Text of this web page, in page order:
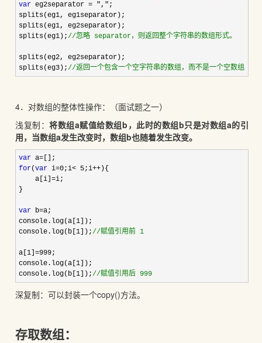
var eg2separator = "," ;
splits(eg1, eg1separator);
splits(eg1, eg2separator);
splits(eg1);//忽略 separator，则返回整个字符串的数组形式。
splits(eg2, eg2separator);
splits(eg3);//返回一个包含一个空字符串的数组，而不是一个空数组。
4．对数组的整体性操作：（面试题之一）
浅复制：将数组a赋值给数组b，此时的数组b只是对数组a的引
用，当数组a发生改变时，数组b也随着发生改变。
var a=
for(var i=0;i< 5;i++ ){
    a[i]
=i;
}
var b=a;
console.log(a[1 ]);
console.log(b[1]);//赋值引用前 1
a[1]=999;
console.log(a[1 ]);
console.log(b[1]);//赋值引用后 999
深复制：可以封装一个copy()方法。
存取数组：